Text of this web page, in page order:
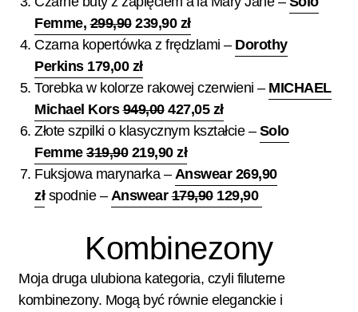
Femme,299,90239,90 zł
Czarna kopertówka z frędzlami – Dorothy
Perkins 179,00 zł
Torebka w kolorze rakowej czerwieni – MICHAEL
Michael Kors949,00427,05 zł
Złote szpilki o klasycznym kształcie – Solo
Femme 319,90219,90 zł
Fuksjowa marynarka – Answear 269,90
zł spodnie – Answear179,90129,90
Kombinezony
Moja druga ulubiona kategoria, czyli filuterne
kombinezony. Mogą być równie eleganckie i